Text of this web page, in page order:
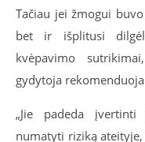
Tačiau jei žmogui
bet ir išplitusi
kvėpavimo
gydytoja
„Jie padeda
numatyti riziką